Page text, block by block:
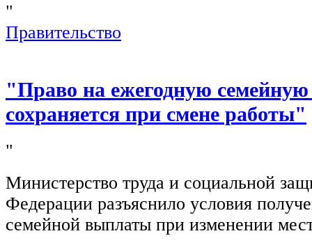
"
Правительство
"Право на ежегодную
сохраняется при смене работы"
"
Министерство труда и социальной
Федерации разъяснило условия
семейной выплаты при изменении